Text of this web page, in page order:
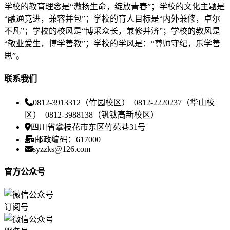
学校的教育理念是“激扬生命，绽放青春”；学校的文化主题是
“融通竞进，兼容并包”；学校的育人目标是“内外兼修，卓尔
不凡”；学校的校风是“博采众长，兼修并济”；学校的教风是
“敬业爱生，博学善教”；学校的学风是：“尊师守纪，乐学善
思”。
联系我们
0812-3913312（竹园校区） 0812-2220237（华山校
区） 0812-3988138（钒钛高新校区）
四川省攀枝花市东区竹苑巷31号
邮政编码：617000
syzzks@126.com
官方公众号
订阅号